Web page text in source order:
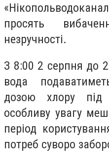
просять
незручності.
З 8:00 2 серпня до
вода
дозою хлору під
особливу увагу
період
потреб суворо